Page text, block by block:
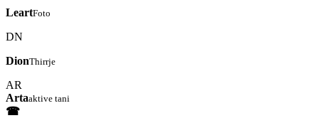
LeartFoto
DN
DionThirrje
AR
Artaaktive tani
☎